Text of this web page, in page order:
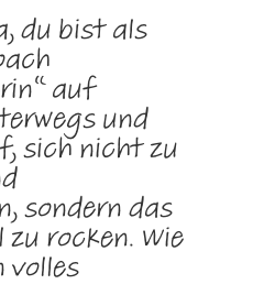
du bist als
aufund
sich nicht zu
sondern das
rocken. Wie